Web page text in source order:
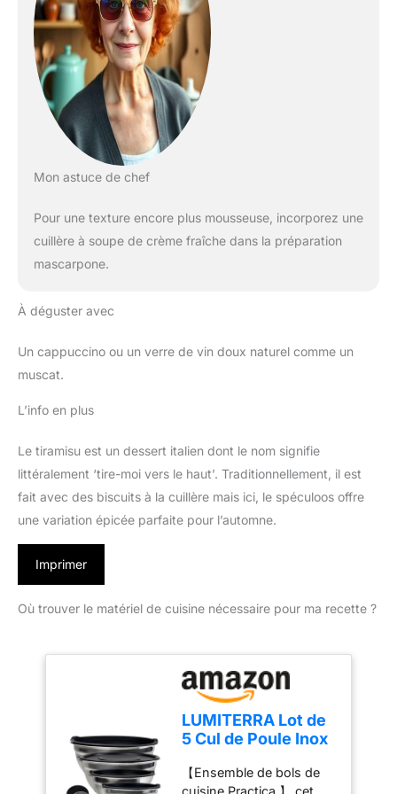
Mon astuce de chef
Pour une texture encore plus mousseuse, incorporez une
cuillère à soupe de crème fraîche dans la préparation
mascarpone.
À déguster avec
Un cappuccino ou un verre de vin doux naturel comme un
muscat.
L’info en plus
Le tiramisu est un dessert italien dont le nom signifie
littéralement ‘tire-moi vers le haut’. Traditionnellement, il est
fait avec des biscuits à la cuillère mais ici, le spéculoos offre
une variation épicée parfaite pour l’automne.
Imprimer
Où trouver le matériel de cuisine nécessaire pour ma recette ?
LUMITERRA Lot de
5 Cul de Poule Inox
1.5L, 2L, 3L, 4.5L,
【Ensemble de bols de